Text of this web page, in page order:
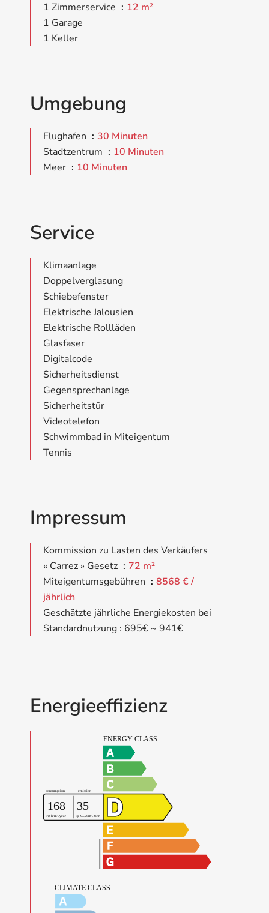
1 Zimmerservice
12 m²
1 Garage
1 Keller
Umgebung
Flughafen
30 Minuten
Stadtzentrum
10 Minuten
Meer
10 Minuten
Service
Klimaanlage
Doppelverglasung
Schiebefenster
Elektrische Jalousien
Elektrische Rollläden
Glasfaser
Digitalcode
Sicherheitsdienst
Gegensprechanlage
Sicherheitstür
Videotelefon
Schwimmbad in Miteigentum
Tennis
Impressum
Kommission zu Lasten des Verkäufers
« Carrez » Gesetz
72 m²
Miteigentumsgebühren
8568 € /
jährlich
Geschätzte jährliche Energiekosten bei
Standardnutzung : 695€ ~ 941€
Energieeffizienz